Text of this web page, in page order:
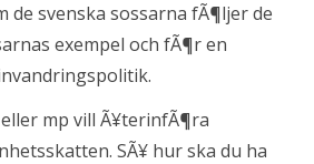
de svenska sossarna fÃ¶ljer de
exempel och fÃ¶r en
mp vill Ã¥terinfÃ¶ra
SÃ¥ hur ska du ha